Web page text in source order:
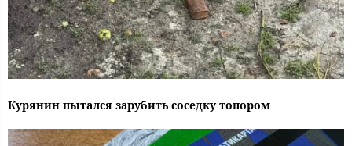
Курянин пытался зарубить соседку топором